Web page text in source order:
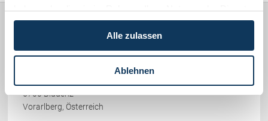
haben oder die sie im Rahmen Ihrer Nutzung der Dienste
gesammelt haben.
Alle zulassen
Ablehnen
PICCOLRUAZ & MÜLLER
6700 Bludenz
Vorarlberg, Österreich